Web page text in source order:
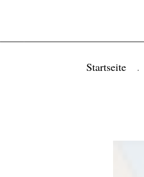
Startseite.